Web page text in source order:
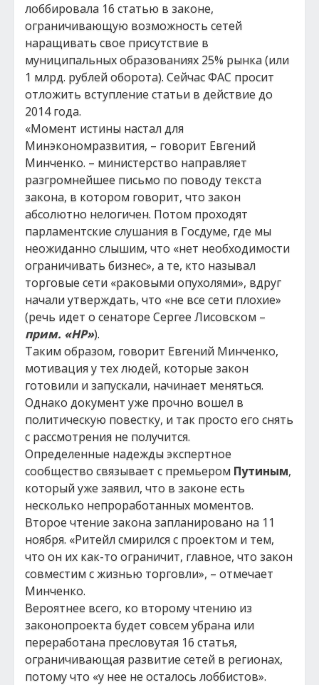
лоббировала 16 статью в законе,
ограничивающую возможность сетей
наращивать свое присутствие в
муниципальных образованиях 25% рынка (или
1 млрд. рублей оборота). Сейчас ФАС просит
отложить вступление статьи в действие до
2014 года.
«Момент истины настал для
Минэкономразвития, – говорит Евгений
Минченко. – министерство направляет
разгромнейшее письмо по поводу текста
закона, в котором говорит, что закон
абсолютно нелогичен. Потом проходят
парламентские слушания в Госдуме, где мы
неожиданно слышим, что «нет необходимости
ограничивать бизнес», а те, кто называл
торговые сети «раковыми опухолями», вдруг
начали утверждать, что «не все сети плохие»
(речь идет о сенаторе Сергее Лисовском –
прим. «НР»).
Таким образом, говорит Евгений Минченко,
мотивация у тех людей, которые закон
готовили и запускали, начинает меняться.
Однако документ уже прочно вошел в
политическую повестку, и так просто его снять
с рассмотрения не получится.
Определенные надежды экспертное
сообщество связывает с премьером Путиным,
который уже заявил, что в законе есть
несколько непроработанных моментов.
Второе чтение закона запланировано на 11
ноября. «Ритейл смирился с проектом и тем,
что он их как-то ограничит, главное, что закон
совместим с жизнью торговли», – отмечает
Минченко.
Вероятнее всего, ко второму чтению из
законопроекта будет совсем убрана или
переработана пресловутая 16 статья,
ограничивающая развитие сетей в регионах,
потому что «у нее не осталось лоббистов».